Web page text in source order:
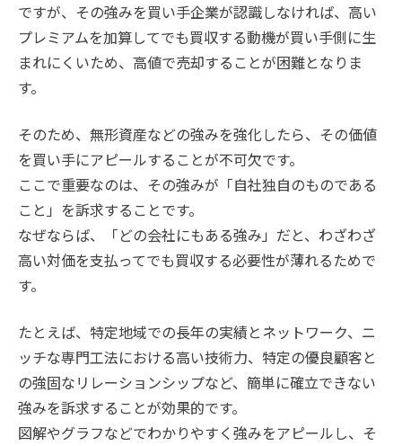
ですが、その強みを買い手企業が認識しなければ、高い
プレミアムを加算してでも買収する動機が買い手側に生
まれにくいため、高値で売却することが困難となりま
す。
そのため、無形資産などの強みを強化したら、その価値
を買い手にアピールすることが不可欠です。
ここで重要なのは、その強みが「自社独自のものである
こと」を訴求することです。
なぜならば、「どの会社にもある強み」だと、わざわざ
高い対価を支払ってでも買収する必要性が薄れるためで
す。
たとえば、特定地域での長年の実績とネットワーク、ニ
ッチな専門工法における高い技術力、特定の優良顧客と
の強固なリレーションシップなど、簡単に確立できない
強みを訴求することが効果的です。
図解やグラフなどでわかりやすく強みをアピールし、そ